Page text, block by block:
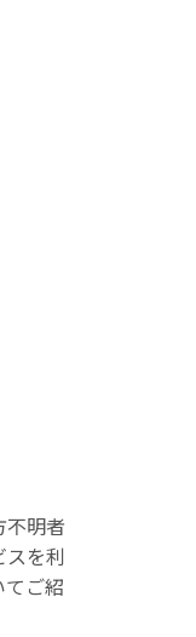
不明者
スを利
ご紹